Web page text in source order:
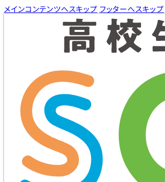
メインコンテンツへスキップ フッターへスキップ